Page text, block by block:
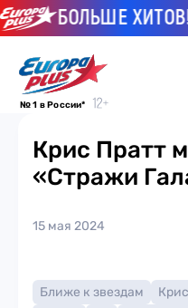
БОЛЬШЕ ХИТОВ!
№ 1 в России*
Крис Пратт
«Стражи
15 мая 2024
Ближе к звездам